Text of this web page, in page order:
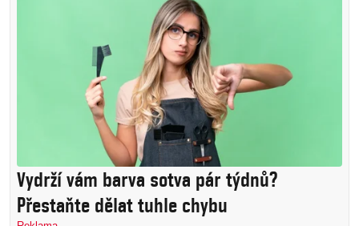
Vydrží vám barva sotva pár týdnů?
Přestaňte dělat tuhle chybu